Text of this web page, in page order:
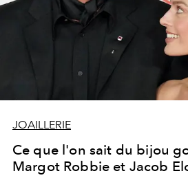
JOAILLERIE
Ce que l'on sait du bijou
Margot Robbie et Jacob